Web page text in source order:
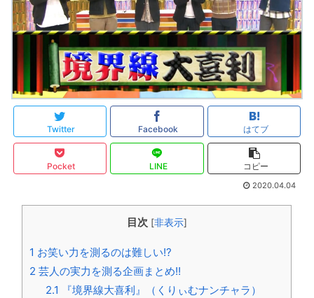
Twitter Facebook はてブ
Pocket LINE コピー
2020.04.04
目次 [非表示]
1 お笑い力を測るのは難しい!?
2 芸人の実力を測る企画まとめ!!
2.1
『境界線大喜利』（くりぃむナンチャラ）